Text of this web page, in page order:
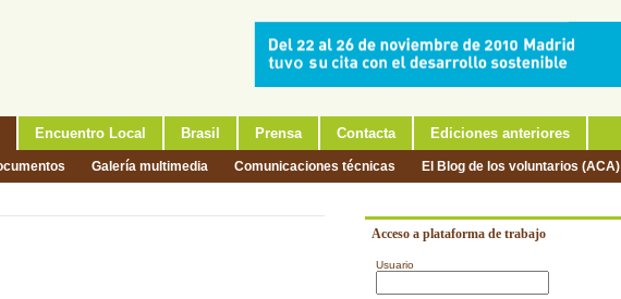
Encuentro Local Brasil Prensa Contacta Ediciones anteriores
Galería multimedia Comunicaciones técnicas El Blog de los voluntarios (ACA)
Acceso a plataforma de trabajo
Usuario